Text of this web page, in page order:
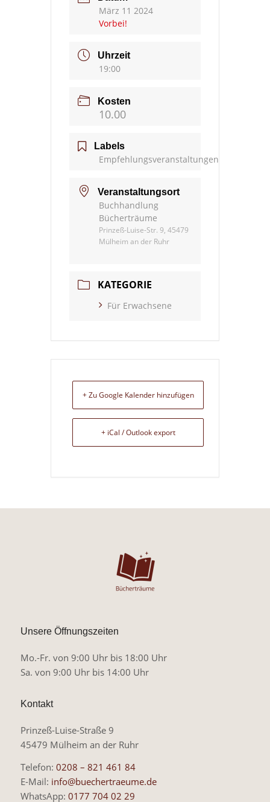
März 11 2024
Vorbei!
Uhrzeit
19:00
Kosten
10.00
Labels
Empfehlungsveranstaltungen
Veranstaltungsort
Buchhandlung
Bücherträume
Prinzeß-Luise-Str. 9, 45479
Mülheim an der Ruhr
KATEGORIE
Für Erwachsene
+ Zu Google Kalender hinzufügen
+ iCal / Outlook export
Unsere Öffnungszeiten
Mo.-Fr. von 9:00 Uhr bis 18:00 Uhr
Sa. von 9:00 Uhr bis 14:00 Uhr
Kontakt
Prinzeß-Luise-Straße 9
45479 Mülheim an der Ruhr
Telefon: 0208 – 821 461 84
E-Mail: info@buechertraeume.de
WhatsApp: 0177 704 02 29